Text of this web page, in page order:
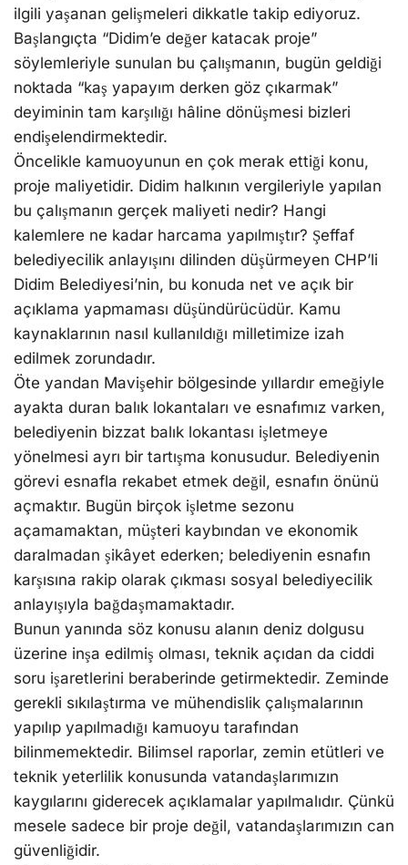
ilgili yaşanan gelişmeleri dikkatle takip ediyoruz.
Başlangıçta “Didim’e değer katacak proje”
söylemleriyle sunulan bu çalışmanın, bugün geldiği
noktada “kaş yapayım derken göz çıkarmak”
deyiminin tam karşılığı hâline dönüşmesi bizleri
endişelendirmektedir.
Öncelikle kamuoyunun en çok merak ettiği konu,
proje maliyetidir. Didim halkının vergileriyle yapılan
bu çalışmanın gerçek maliyeti nedir? Hangi
kalemlere ne kadar harcama yapılmıştır? Şeffaf
belediyecilik anlayışını dilinden düşürmeyen CHP’li
Didim Belediyesi’nin, bu konuda net ve açık bir
açıklama yapmaması düşündürücüdür. Kamu
kaynaklarının nasıl kullanıldığı milletimize izah
edilmek zorundadır.
Öte yandan Mavişehir bölgesinde yıllardır emeğiyle
ayakta duran balık lokantaları ve esnafımız varken,
belediyenin bizzat balık lokantası işletmeye
yönelmesi ayrı bir tartışma konusudur. Belediyenin
görevi esnafla rekabet etmek değil, esnafın önünü
açmaktır. Bugün birçok işletme sezonu
açamamaktan, müşteri kaybından ve ekonomik
daralmadan şikâyet ederken; belediyenin esnafın
karşısına rakip olarak çıkması sosyal belediyecilik
anlayışıyla bağdaşmamaktadır.
Bunun yanında söz konusu alanın deniz dolgusu
üzerine inşa edilmiş olması, teknik açıdan da ciddi
soru işaretlerini beraberinde getirmektedir. Zeminde
gerekli sıkılaştırma ve mühendislik çalışmalarının
yapılıp yapılmadığı kamuoyu tarafından
bilinmemektedir. Bilimsel raporlar, zemin etütleri ve
teknik yeterlilik konusunda vatandaşlarımızın
kaygılarını giderecek açıklamalar yapılmalıdır. Çünkü
mesele sadece bir proje değil, vatandaşlarımızın can
güvenliğidir.